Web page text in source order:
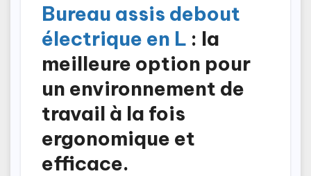
Bureau assis debout
électrique en L : la
meilleure option pour
un environnement de
travail à la fois
ergonomique et
efficace.